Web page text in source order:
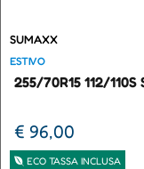
SUMAXX
ESTIVO
255/70R15 112/
€ 96,00
ECO TASSA INCLUSA